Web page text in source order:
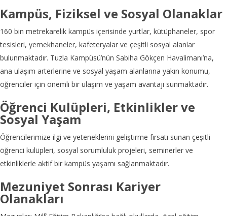
Kampüs, Fiziksel ve Sosyal Olanaklar
160 bin metrekarelik kampüs içerisinde yurtlar, kütüphaneler, spor
tesisleri, yemekhaneler, kafeteryalar ve çeşitli sosyal alanlar
bulunmaktadır. Tuzla Kampüsü’nün Sabiha Gökçen Havalimanı’na,
ana ulaşım arterlerine ve sosyal yaşam alanlarına yakın konumu,
öğrenciler için önemli bir ulaşım ve yaşam avantajı sunmaktadır.
Öğrenci Kulüpleri, Etkinlikler ve
Sosyal Yaşam
Öğrencilerimize ilgi ve yeteneklerini geliştirme fırsatı sunan çeşitli
öğrenci kulüpleri, sosyal sorumluluk projeleri, seminerler ve
etkinliklerle aktif bir kampüs yaşamı sağlanmaktadır.
Mezuniyet Sonrası Kariyer
Olanakları